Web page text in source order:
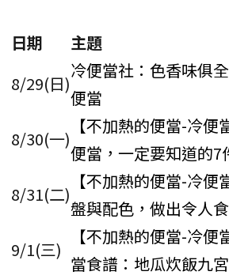
日期
主題
8/29(日)
冷便當社：色香味俱
便當
8/30(一)
【不加熱的便當-冷
便當，一定要知道的7
8/31(二)
【不加熱的便當-冷便
盤與配色，做出令人
9/1(三)
【不加熱的便當-冷便
當食譜：地瓜炊飯九